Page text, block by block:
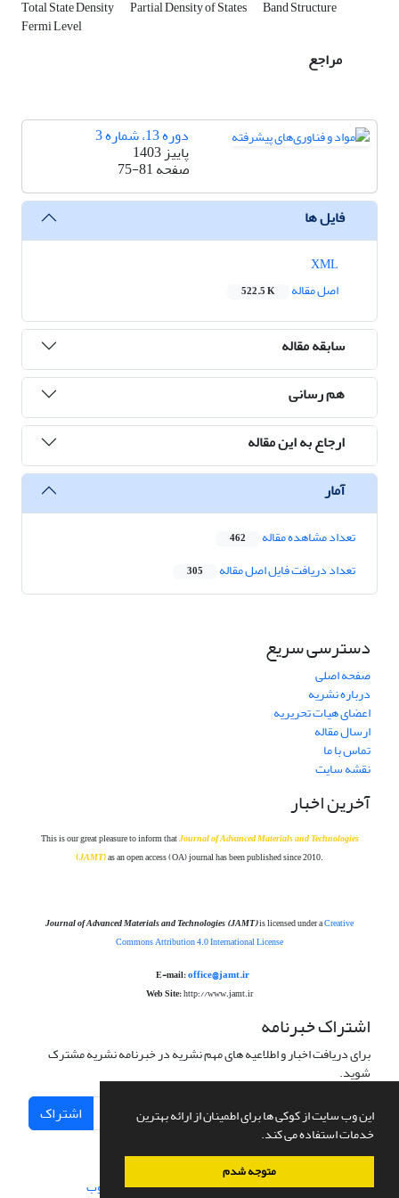
این وب سایت از کوکی ها برای اطمینان از ارائه بهترین
خدمات استفاده می کند.
متوجه شدم
Total State Density Partial Density of States Band Structure
Fermi Level
مراجع
دوره 13، شماره 3
پاییز 1403
صفحه75-81
فایل ها
اصل مقاله
522.5 K
سابقه مقاله
هم رسانی
ارجاع به این مقاله
آمار
تعداد مشاهده مقاله 462
تعداد دریافت فایل اصل مقاله 305
دسترسی سریع
صفحه اصلی
درباره نشریه
اعضای هیات تحریریه
ارسال مقاله
تماس با ما
نقشه سایت
آخرین اخبار
This is our great pleasure to inform thatJournal of Advanced Materials and Technologies
(JAMT)as an open access (OA) journal has been published since 2010.
Journal of Advanced Materials and Technologies(JAMT)is licensed under aCreative
Commons Attribution 4.0 International License
E-mail:office@jamt.ir
Web Site:http://www.jamt.ir
اشتراک خبرنامه
برای دریافت اخبار و اطلاعیه های مهم نشریه در خبرنامه نشریه مشترک
شوید.
اشتراک
سامانه مدیریت نشریات علمی.طراحی و پیاده سازی از سیناوب